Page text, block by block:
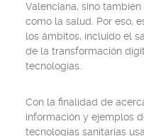
Valenciana, sino
como la salud. Por eso,
los ámbitos, incluido el
de la transformación
tecnologías.
Con la finalidad de
información y ejemplos
tecnologías sanitarias